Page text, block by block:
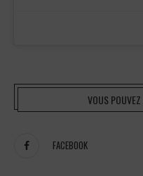
VOUS
FACEBOOK